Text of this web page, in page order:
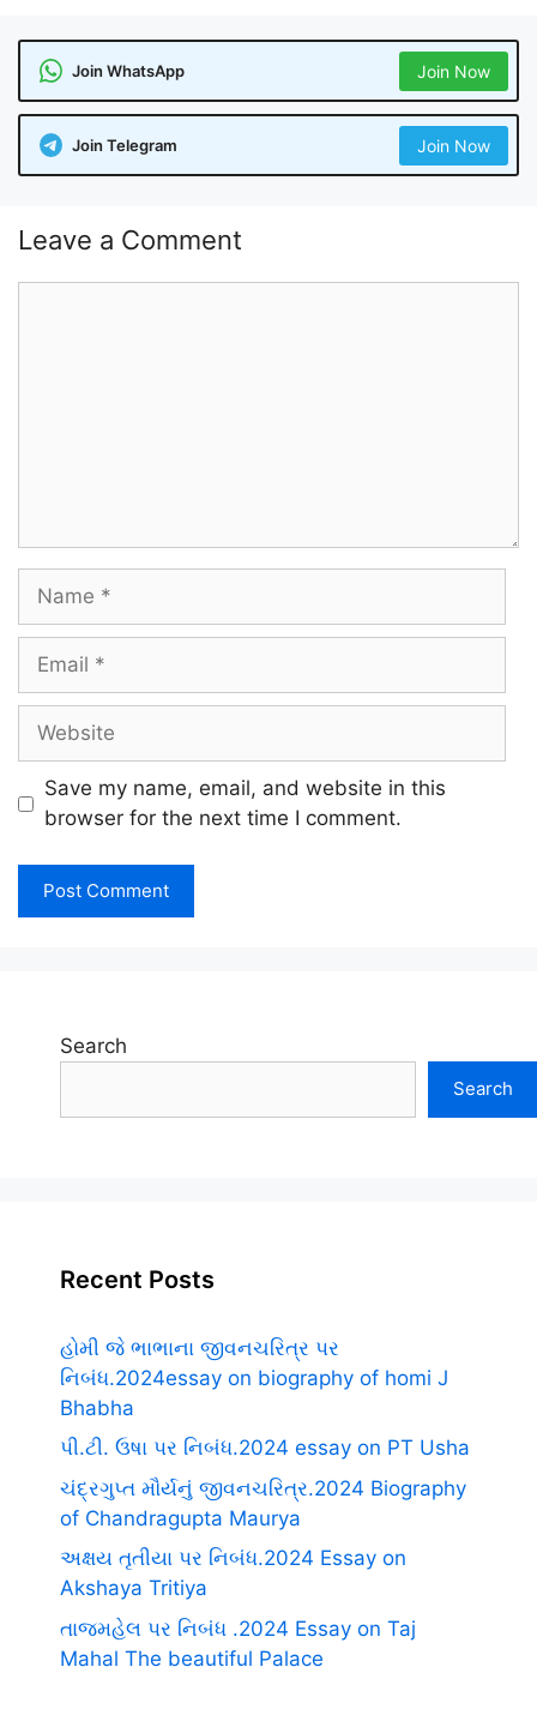
Join WhatsApp Join Now
Join Telegram Join Now
Leave a Comment
Name
Email
Website
Save my name, email, and website in this
browser for the next time I comment.
Search
Search
Recent Posts
હોમી જે ભાભાના જીવનચરિત્ર પર
નિબંધ.2024essay on biography of homi J
Bhabha
પી.ટી. ઉષા પર નિબંધ.2024 essay on PT Usha
ચંદ્રગુપ્ત મૌર્યનું જીવનચરિત્ર.2024 Biography
of Chandragupta Maurya
અક્ષય તૃતીયા પર નિબંધ.2024 Essay on
Akshaya Tritiya
તાજમહેલ પર નિબંધ .2024 Essay on Taj
Mahal The beautiful Palace